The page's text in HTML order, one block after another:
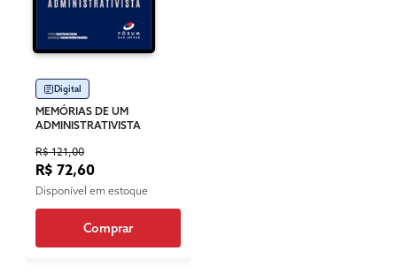
Digital
MEMÓRIAS DE UM
ADMINISTRATIVISTA
R$ 121,00
R$ 72,60
Disponível em estoque
Comprar